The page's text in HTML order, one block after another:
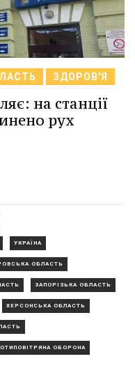
ЗДОРОВ'Я
на станції
рух
УКРАЇНА
ОБЛАСТЬ
ЗАПОРІЗЬКА ОБЛАСТЬ
ХЕРСОНСЬКА ОБЛАСТЬ
ОБОРОНА